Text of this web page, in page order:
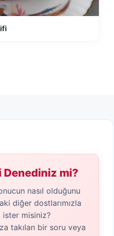
Denediniz mi?
nasıl olduğunu
diğer dostlarımızla
ister misiniz?
takılan bir soru veya